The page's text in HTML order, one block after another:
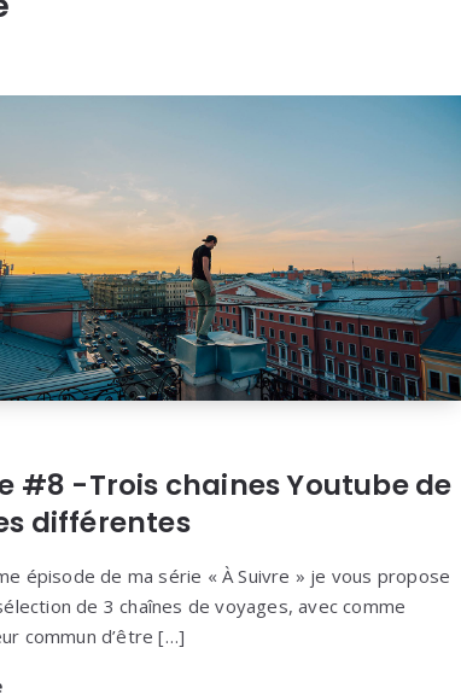
#8 -Trois chaines Youtube de
différentes
épisode de ma série « À Suivre » je vous propose
de 3 chaînes de voyages, avec comme
commun d’être […]